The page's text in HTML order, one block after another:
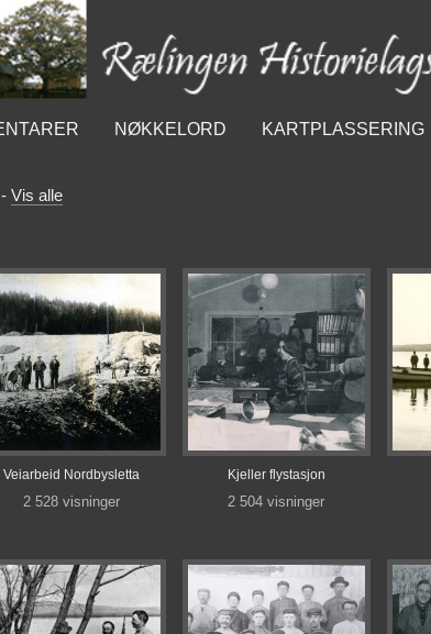
NØKKELORD KARTPLASSERING
- Vis alle
Veiarbeid Nordbysletta
2 528 visninger
Kjeller flystasjon
2 504 visninger